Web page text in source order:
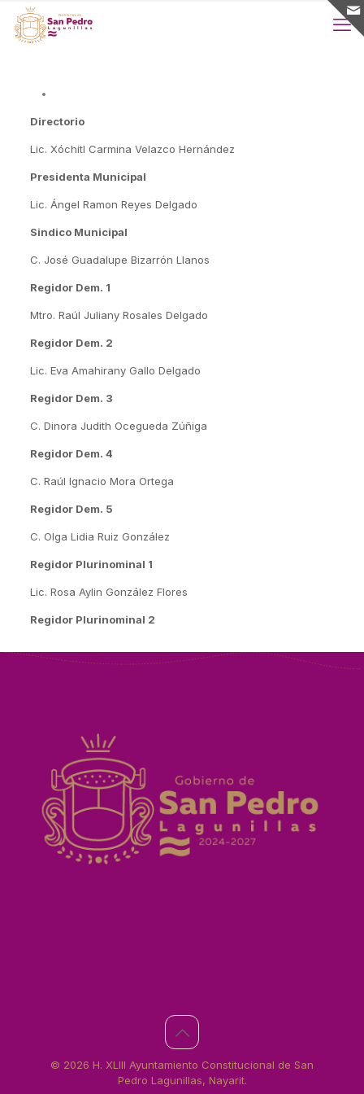
Directorio
Lic. Xóchitl Carmina Velazco Hernández
Presidenta Municipal
Lic. Ángel Ramon Reyes Delgado
Sindico Municipal
C. José Guadalupe Bizarrón Llanos
Regidor Dem. 1
Mtro. Raúl Juliany Rosales Delgado
Regidor Dem. 2
Lic. Eva Amahirany Gallo Delgado
Regidor Dem. 3
C. Dinora Judith Ocegueda Zúñiga
Regidor Dem. 4
C. Raúl Ignacio Mora Ortega
Regidor Dem. 5
C. Olga Lidia Ruiz González
Regidor Plurinominal 1
Lic. Rosa Aylin González Flores
Regidor Plurinominal 2
© 2026 H. XLIII Ayuntamiento Constitucional de San
Pedro Lagunillas, Nayarit.